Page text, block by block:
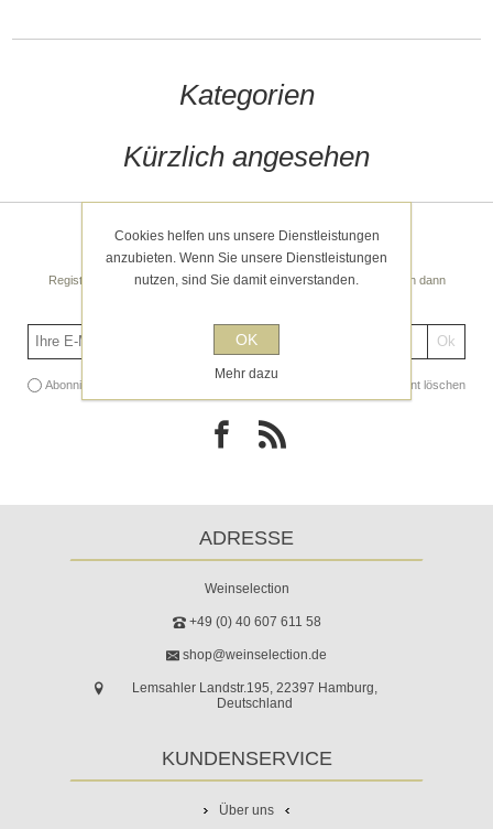
Kategorien
Kürzlich angesehen
Newsletter
Registrieren Sie sich noch heute für unseren Newsletter! Sie erhalten dann
Abonnieren Abonnement löschen
ADRESSE
Weinselection
+49 (0) 40 607 611 58
shop@weinselection.de
Lemsahler Landstr.195, 22397 Hamburg,
Deutschland
KUNDENSERVICE
Über uns
Cookies helfen uns unsere Dienstleistungen
anzubieten. Wenn Sie unsere Dienstleistungen
nutzen, sind Sie damit einverstanden.
OK
Mehr dazu